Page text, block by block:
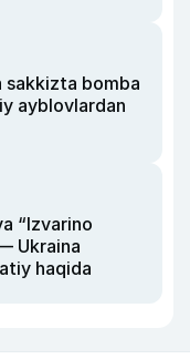
sakkizta bomba
ayblovlardan
“Izvarino
Ukraina
haqida